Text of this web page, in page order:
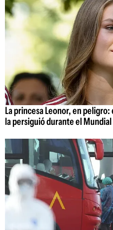
La princesa Leonor, en
la persiguió durante el